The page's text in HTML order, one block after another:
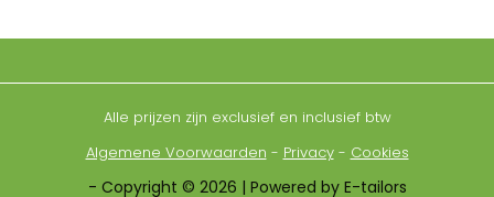
Alle prijzen zijn exclusief en inclusief btw
Algemene Voorwaarden - Privacy- Cookies
- Copyright © 2026 | Powered by E-tailors